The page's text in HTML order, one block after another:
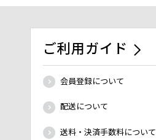
ご利用ガイド
会員登録について
配送について
送料・決済手数料について